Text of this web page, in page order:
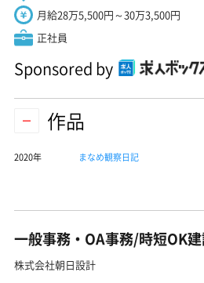
月給28万5,500円～30万3,500円
正社員
Sponsored by
作品
2020年 まなめ観察日記
一般事務・OA事務/時短OK
株式会社朝日設計